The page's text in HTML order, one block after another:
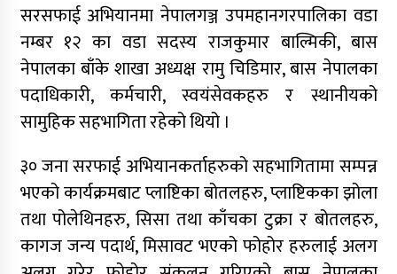
सरसफाई अभियानमा नेपालगञ्ज उपमहानगरपालिका वडा
नम्बर १२ का वडा सदस्य राजकुमार बाल्मिकी, बास
नेपालका बाँके शाखा अध्यक्ष रामु चिडिमार, बास नेपालका
पदाधिकारी, कर्मचारी, स्वयंसेवकहरु र स्थानीयको
सामुहिक सहभागिता रहेको थियो ।
३० जना सरफाई अभियानकर्ताहरुको सहभागितामा सम्पन्न
भएको कार्यक्रमबाट प्लाष्टिका बोतलहरु, प्लाष्टिकका झोला
तथा पोलेथिनहरु, सिसा तथा काँचका टुक्रा र बोतलहरु,
कागज जन्य पदार्थ, मिसावट भएको फोहोर हरुलाई अलग